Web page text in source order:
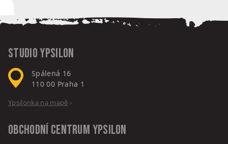
Studio Ypsilon
Spálená 16
110 00 Praha 1
Ypsilonka na mapě ›
Obchodní centrum Ypsilon